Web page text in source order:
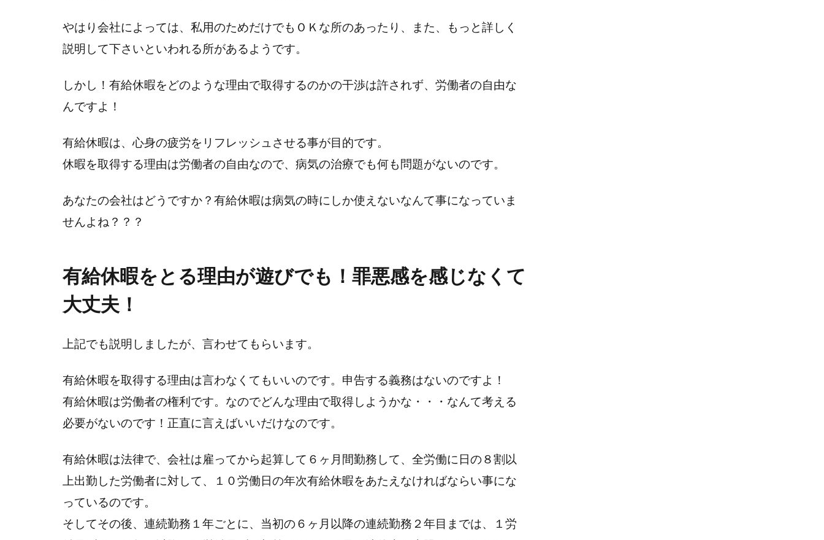
やはり会社によっては、私用のためだけでもＯＫな所のあったり、また、もっと詳しく
説明して下さいといわれる所があるようです。
しかし！有給休暇をどのような理由で取得するのかの干渉は許されず、労働者の自由な
んですよ！
有給休暇は、心身の疲労をリフレッシュさせる事が目的です。
休暇を取得する理由は労働者の自由なので、病気の治療でも何も問題がないのです。
あなたの会社はどうですか？有給休暇は病気の時にしか使えないなんて事になっていま
せんよね？？？
有給休暇をとる理由が遊びでも！罪悪感を感じなくて
大丈夫！
上記でも説明しましたが、言わせてもらいます。
有給休暇を取得する理由は言わなくてもいいのです。申告する義務はないのですよ！
有給休暇は労働者の権利です。なのでどんな理由で取得しようかな・・・なんて考える
必要がないのです！正直に言えばいいだけなのです。
有給休暇は法律で、会社は雇ってから起算して６ヶ月間勤務して、全労働に日の８割以
上出勤した労働者に対して、１０労働日の年次有給休暇をあたえなければならい事にな
っているのです。
そしてその後、連続勤務１年ごとに、当初の６ヶ月以降の連続勤務２年目までは、１労